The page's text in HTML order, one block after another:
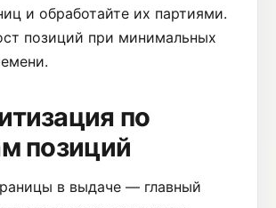
и обработайте их партиями.
позиций при минимальных
по
позиций
в выдаче — главный